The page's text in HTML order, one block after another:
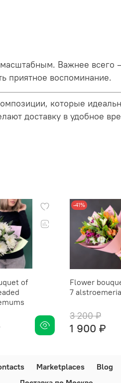
Важнее всего
приятное воспоминание.
которые
доставку в удобное
of
-41%
Flower
7
3 200 ₽
1 900 ₽
Marketplaces Blog